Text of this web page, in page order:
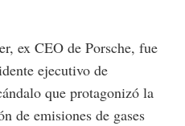
ex CEO de Porsche, fue
ejecutivo de
que protagonizó la
de emisiones de gases